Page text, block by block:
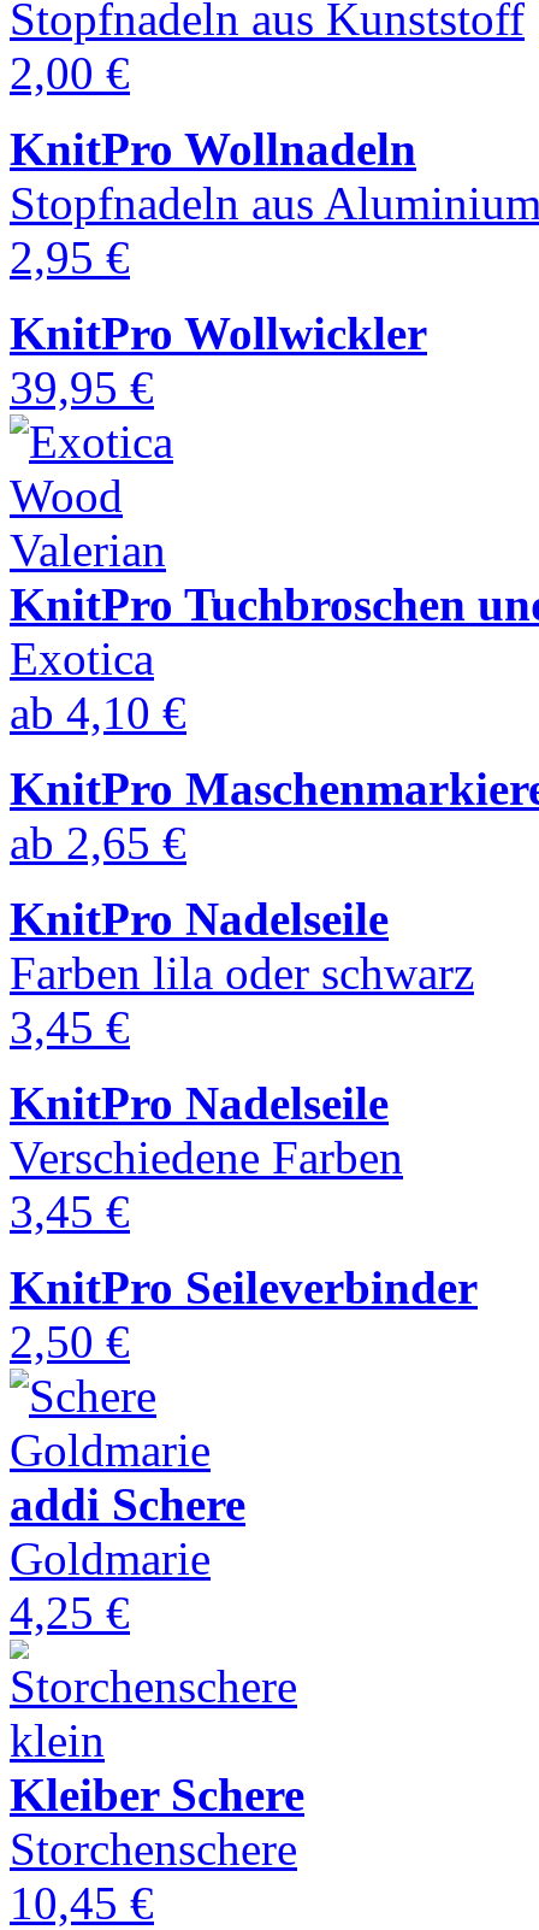
Stopfnadeln aus Kunststoff
2,00 €
KnitPro Wollnadeln
Stopfnadeln aus
2,95 €
KnitPro Wollwickler
39,95 €
KnitPro Tuchbroschen
Exotica
ab 4,10 €
KnitPro
ab 2,65 €
KnitPro Nadelseile
Farben lila oder schwarz
3,45 €
KnitPro Nadelseile
Verschiedene Farben
3,45 €
KnitPro Seileverbinder
2,50 €
addi Schere
Goldmarie
4,25 €
Kleiber Schere
Storchenschere
10,45 €